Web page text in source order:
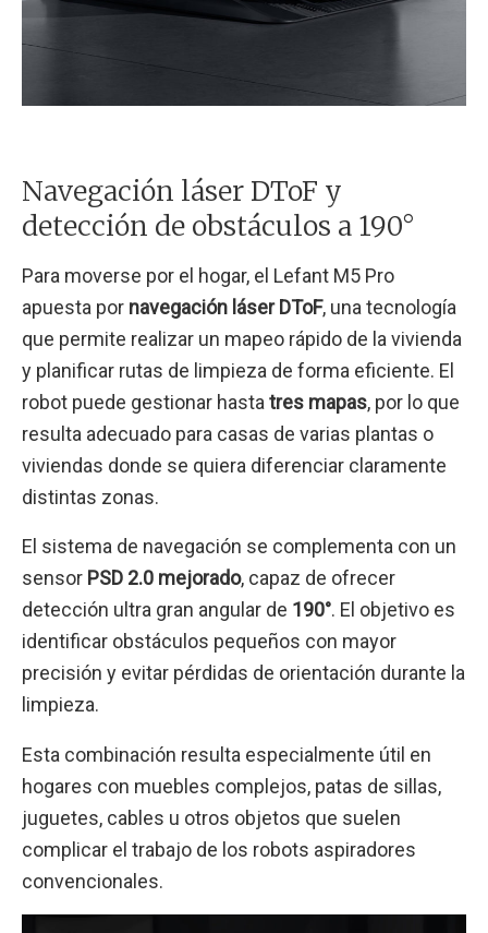
Navegación láser DToF y
detección de obstáculos a 190°
Para moverse por el hogar, el Lefant M5 Pro
apuesta por navegación láser DToF, una tecnología
que permite realizar un mapeo rápido de la vivienda
y planificar rutas de limpieza de forma eficiente. El
robot puede gestionar hasta tres mapas, por lo que
resulta adecuado para casas de varias plantas o
viviendas donde se quiera diferenciar claramente
distintas zonas.
El sistema de navegación se complementa con un
sensor PSD 2.0 mejorado, capaz de ofrecer
detección ultra gran angular de 190°. El objetivo es
identificar obstáculos pequeños con mayor
precisión y evitar pérdidas de orientación durante la
limpieza.
Esta combinación resulta especialmente útil en
hogares con muebles complejos, patas de sillas,
juguetes, cables u otros objetos que suelen
complicar el trabajo de los robots aspiradores
convencionales.